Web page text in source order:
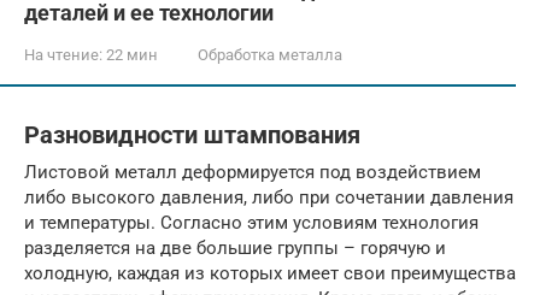
деталей и ее технологии
На чтение: 22 мин Обработка металла
Разновидности штампования
Листовой металл деформируется под воздействием
либо высокого давления, либо при сочетании давления
и температуры. Согласно этим условиям технология
разделяется на две большие группы – горячую и
холодную, каждая из которых имеет свои преимущества